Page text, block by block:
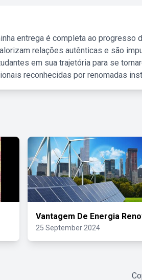
entrega é completa ao
relações autênticas e são
em sua trajetória para se
reconhecidas por renomadas
Vantagem De Energia
25 September 2024